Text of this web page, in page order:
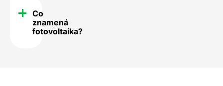
Co
znamená
fotovoltaika?